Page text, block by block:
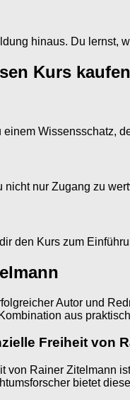
hinaus. Du lernst,
Kurs
Wissensschatz,
nicht nur Zugang zu
den Kurs zum
Autor und
aus
Freiheit von
von Rainer Zitelmann
bietet